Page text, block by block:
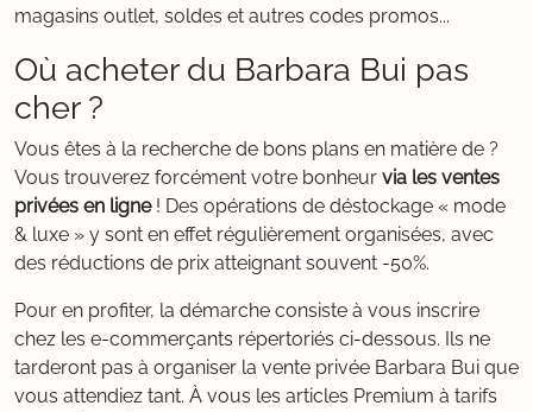
magasins outlet, soldes et autres codes promos...
Où acheter du Barbara Bui pas
cher ?
Vous êtes à la recherche de bons plans en matière de ?
Vous trouverez forcément votre bonheur via les ventes
privées en ligne! Des opérations de déstockage « mode
& luxe » y sont en effet régulièrement organisées, avec
des réductions de prix atteignant souvent -50%.
Pour en profiter, la démarche consiste à vous inscrire
chez les e-commerçants répertoriés ci-dessous. Ils ne
tarderont pas à organiser la vente privée Barbara Bui que
vous attendiez tant. À vous les articles Premium à tarifs